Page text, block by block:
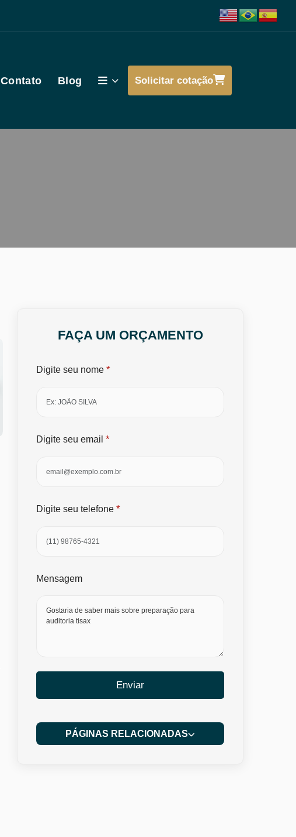
Contato Blog Solicitar cotação
FAÇA UM ORÇAMENTO
Digite seu nome *
Digite seu email *
Digite seu telefone *
Mensagem
Enviar
PÁGINAS RELACIONADAS